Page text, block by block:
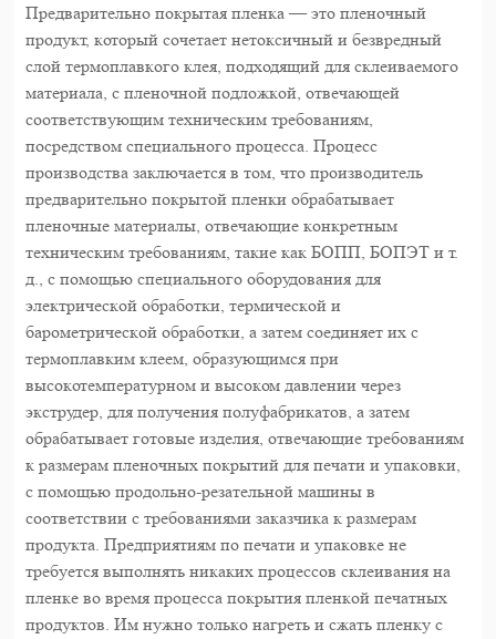
Предварительно покрытая пленка — это пленочный
продукт, который сочетает нетоксичный и безвредный
слой термоплавкого клея, подходящий для склеиваемого
материала, с пленочной подложкой, отвечающей
соответствующим техническим требованиям,
посредством специального процесса. Процесс
производства заключается в том, что производитель
предварительно покрытой пленки обрабатывает
пленочные материалы, отвечающие конкретным
техническим требованиям, такие как БОПП, БОПЭТ и т.
д., с помощью специального оборудования для
электрической обработки, термической и
барометрической обработки, а затем соединяет их с
термоплавким клеем, образующимся при
высокотемпературном и высоком давлении через
экструдер, для получения полуфабрикатов, а затем
обрабатывает готовые изделия, отвечающие требованиям
к размерам пленочных покрытий для печати и упаковки,
с помощью продольно-резательной машины в
соответствии с требованиями заказчика к размерам
продукта. Предприятиям по печати и упаковке не
требуется выполнять никаких процессов склеивания на
пленке во время процесса покрытия пленкой печатных
продуктов. Им нужно только нагреть и сжать пленку с